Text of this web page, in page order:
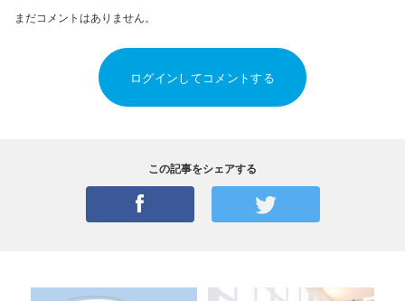
まだコメントはありません。
ログインしてコメントする
この記事をシェアする